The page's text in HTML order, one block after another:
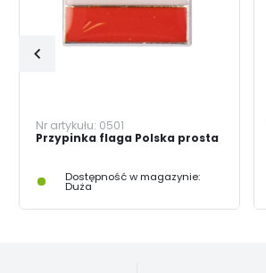
Nr artykułu: 0501
Przypinka flaga Polska prosta
Dostępność w magazynie:
Duża